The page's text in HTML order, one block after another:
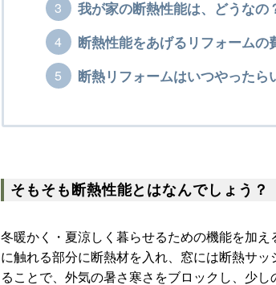
我が家の断熱性能は、どうなの
断熱性能をあげるリフォームの
断熱リフォームはいつやったら
そもそも断熱性能とはなんでしょう？
冬暖かく・夏涼しく暮らせるための機能を加
に触れる部分に断熱材を入れ、窓には断熱サ
ることで、外気の暑さ寒さをブロックし、少